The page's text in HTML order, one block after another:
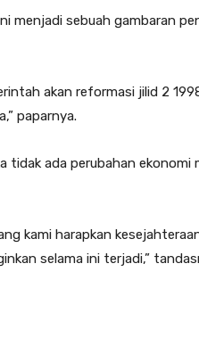
menjadi sebuah gambaran
akan reformasi jilid 2
paparnya.
tidak ada perubahan
kami harapkan
selama ini terjadi,”